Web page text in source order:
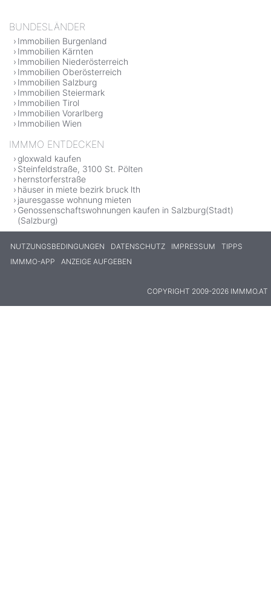
BUNDESLÄNDER
Immobilien Burgenland
Immobilien Kärnten
Immobilien Niederösterreich
Immobilien Oberösterreich
Immobilien Salzburg
Immobilien Steiermark
Immobilien Tirol
Immobilien Vorarlberg
Immobilien Wien
IMMMO ENTDECKEN
gloxwald kaufen
Steinfeldstraße, 3100 St. Pölten
hernstorferstraße
häuser in miete bezirk bruck lth
jauresgasse wohnung mieten
Genossenschaftswohnungen kaufen in Salzburg(Stadt)
(Salzburg)
NUTZUNGSBEDINGUNGEN DATENSCHUTZ IMPRESSUM
TIPPS
IMMMO-APP
ANZEIGE AUFGEBEN
COPYRIGHT 2009-2026 IMMMO.AT